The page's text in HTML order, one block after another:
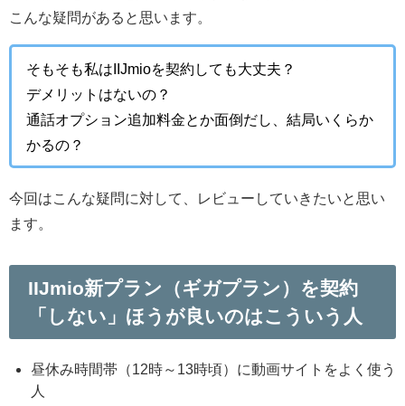
こんな疑問があると思います。
そもそも私はIIJmioを契約しても大丈夫？
デメリットはないの？
通話オプション追加料金とか面倒だし、結局いくらか
かるの？
今回はこんな疑問に対して、レビューしていきたいと思い
ます。
IIJmio新プラン（ギガプラン）を契約
「しない」ほうが良いのはこういう人
昼休み時間帯（12時～13時頃）に動画サイト をよく使う
人